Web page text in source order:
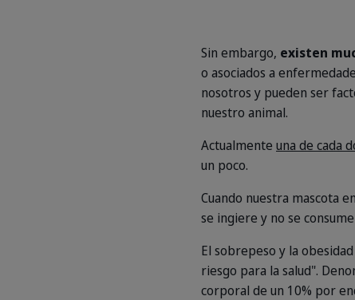
Sin embargo, existen
o asociados a
nosotros y pueden ser
nuestro animal.
Actualmente una de cada
un poco.
Cuando nuestra mascota
se ingiere y no se
El sobrepeso y la
riesgo para la salud".
corporal de un 10% por